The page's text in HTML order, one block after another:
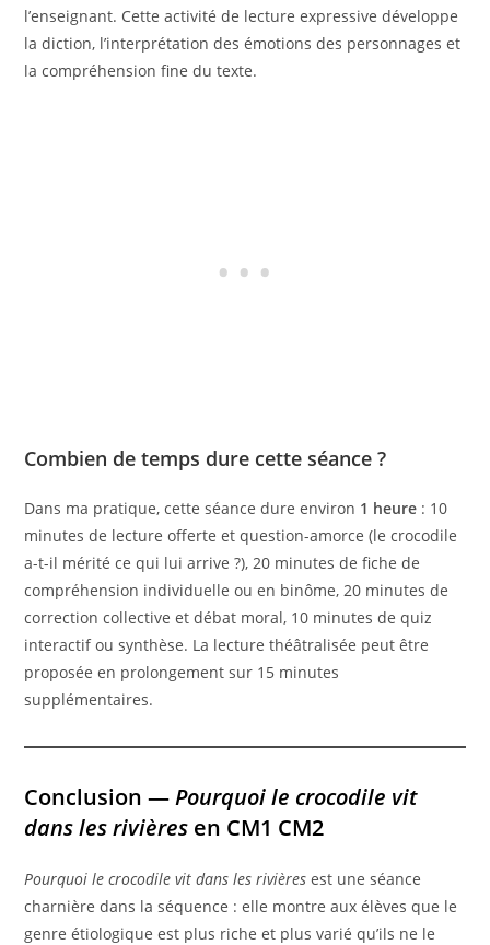
l’enseignant. Cette activité de lecture expressive développe
la diction, l’interprétation des émotions des personnages et
la compréhension fine du texte.
Combien de temps dure cette séance ?
Dans ma pratique, cette séance dure environ 1 heure : 10
minutes de lecture offerte et question-amorce (le crocodile
a-t-il mérité ce qui lui arrive ?), 20 minutes de fiche de
compréhension individuelle ou en binôme, 20 minutes de
correction collective et débat moral, 10 minutes de quiz
interactif ou synthèse. La lecture théâtralisée peut être
proposée en prolongement sur 15 minutes
supplémentaires.
Conclusion —Pourquoi le crocodile vit
dans les rivières en CM1 CM2
Pourquoi le crocodile vit dans les rivières est une séance
charnière dans la séquence : elle montre aux élèves que le
genre étiologique est plus riche et plus varié qu’ils ne le